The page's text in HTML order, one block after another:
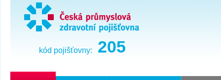
kód pojišťovny: 205